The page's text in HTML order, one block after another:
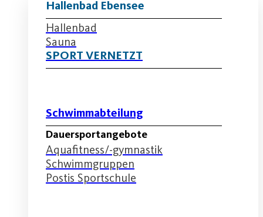
Hallenbad Ebensee
Hallenbad
Sauna
SPORT VERNETZT
Schwimmabteilung
Dauersportangebote
Aquafitness/-gymnastik
Schwimmgruppen
Postis Sportschule